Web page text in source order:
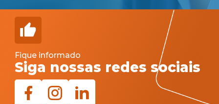
Fique informado
Siga nossas redes sociais